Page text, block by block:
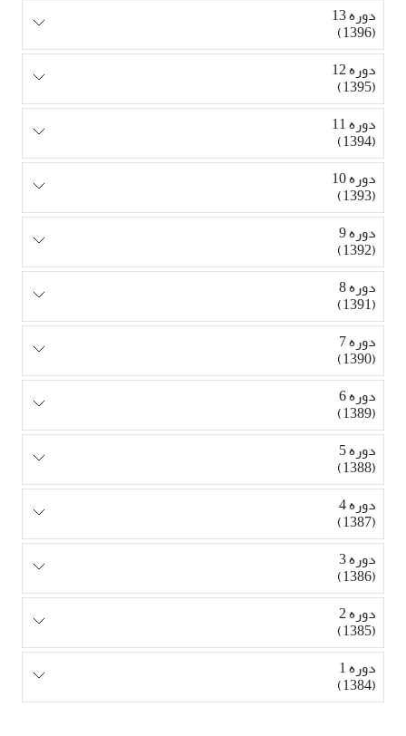
دوره 13
(1396)
دوره 12
(1395)
دوره 11
(1394)
دوره 10
(1393)
دوره 9
(1392)
دوره 8
(1391)
دوره 7
(1390)
دوره 6
(1389)
دوره 5
(1388)
دوره 4
(1387)
دوره 3
(1386)
دوره 2
(1385)
دوره 1
(1384)